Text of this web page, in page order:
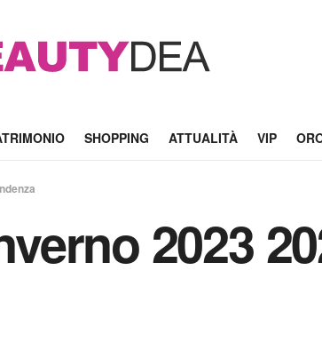
SHOPPING ATTUALITÀ VIP
2023